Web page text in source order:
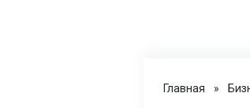
Главная »